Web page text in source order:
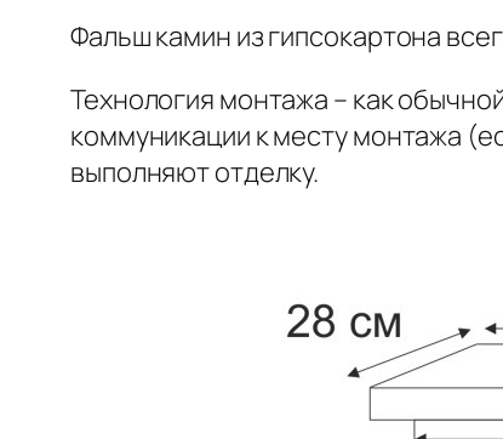
Фальш камин из гипсокартона
Технология монтажа – как
коммуникации к месту монтажа
выполняют отделку.